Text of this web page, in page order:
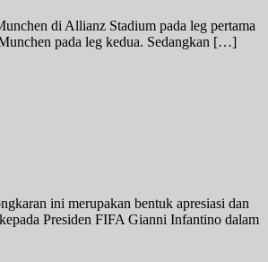
di Allianz Stadium pada leg pertama
pada leg kedua. Sedangkan […]
ini merupakan bentuk apresiasi dan
Presiden FIFA Gianni Infantino dalam